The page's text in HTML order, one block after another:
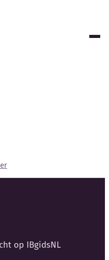
op IBgidsNL